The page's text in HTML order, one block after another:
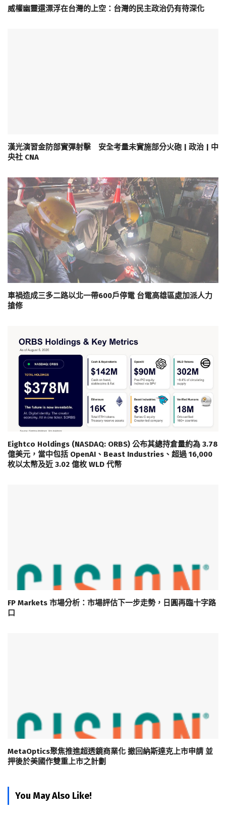
威權幽靈還漂浮在台灣的上空：台灣的民主政治仍有待深化
漢光演習金防部實彈射擊 安全考量未實施部分火砲 | 政治 | 中
央社 CNA
車禍造成三多二路以北一帶600戶停電 台電高雄區處加派人力
搶修
Eightco Holdings (NASDAQ: ORBS) 公布其總持倉量約為 3.78
億美元，當中包括 OpenAI、Beast Industries、超過 16,000
枚以太幣及近 3.02 億枚 WLD 代幣
FP Markets 市場分析：市場評估下一步走勢，日圓再臨十字路
口
MetaOptics聚焦推進超透鏡商業化 撤回納斯達克上市申請 並
押後於美國作雙重上市之計劃
You May Also Like!